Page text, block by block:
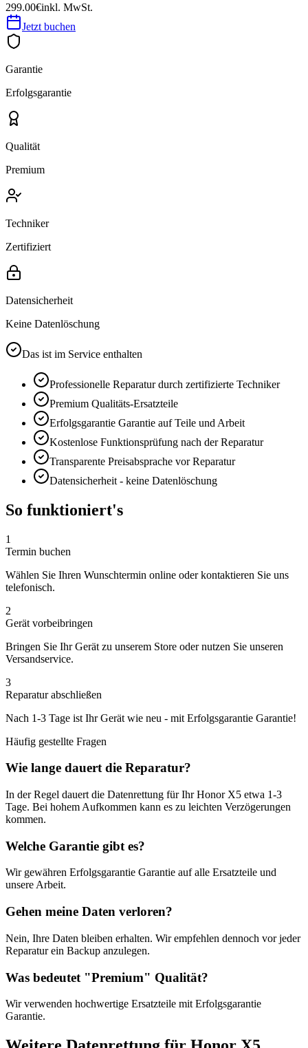
299.00€inkl. MwSt.
Jetzt buchen
Garantie
Erfolgsgarantie
Qualität
Premium
Techniker
Zertifiziert
Datensicherheit
Keine Datenlöschung
Das ist im Service enthalten
Professionelle Reparatur durch zertifizierte Techniker
Premium Qualitäts-Ersatzteile
Erfolgsgarantie Garantie auf Teile und Arbeit
Kostenlose Funktionsprüfung nach der Reparatur
Transparente Preisabsprache vor Reparatur
Datensicherheit - keine Datenlöschung
So funktioniert's
1
Termin buchen
Wählen Sie Ihren Wunschtermin online oder kontaktieren Sie uns
telefonisch.
2
Gerät vorbeibringen
Bringen Sie Ihr Gerät zu unserem Store oder nutzen Sie unseren
Versandservice.
3
Reparatur abschließen
Nach 1-3 Tage ist Ihr Gerät wie neu - mit Erfolgsgarantie Garantie!
Häufig gestellte Fragen
Wie lange dauert die Reparatur?
In der Regel dauert die Datenrettung für IhrHonor X5 etwa 1-3
Tage. Bei hohem Aufkommen kann es zu leichten Verzögerungen
kommen.
Welche Garantie gibt es?
Wir gewähren Erfolgsgarantie Garantie auf alle Ersatzteile und
unsere Arbeit.
Gehen meine Daten verloren?
Nein, Ihre Daten bleiben erhalten. Wir empfehlen dennoch vor jeder
Reparatur ein Backup anzulegen.
Was bedeutet "Premium" Qualität?
Wir verwenden hochwertige Ersatzteile mit Erfolgsgarantie
Garantie.